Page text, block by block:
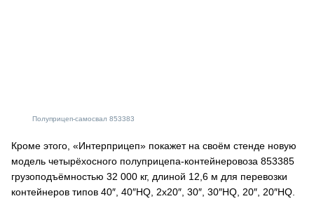
Полуприцеп-самосвал 853383
Кроме этого, «Интерприцеп» покажет на своём стенде новую
модель четырёхосного полуприцепа-контейнеровоза 853385
грузоподъёмностью 32 000 кг, длиной 12,6 м для перевозки
контейнеров типов 40″, 40″HQ, 2х20″, 30″, 30″HQ, 20″, 20″HQ.